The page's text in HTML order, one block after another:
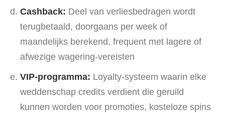
Cashback: Deel van verliesbedragen wordt
terugbetaald, doorgaans per week of
maandelijks berekend, frequent met lagere of
afwezige wagering-vereisten
VIP-programma: Loyalty-systeem waarin elke
weddenschap credits verdient die geruild
kunnen worden voor promoties, kosteloze spins